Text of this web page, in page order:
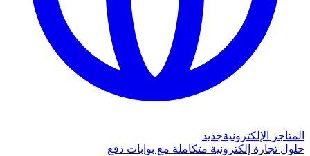
المتاجر الإلكترونيةجديد
حلول تجارة إلكترونية متكاملة مع بوابات دفع